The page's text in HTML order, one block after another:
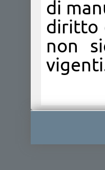
di
diritto
non